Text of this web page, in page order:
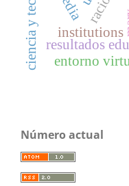
resultados
institutions
entorno
Número actual